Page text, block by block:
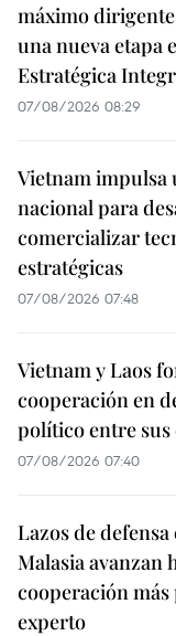
máximo
una nueva etapa
Estratégica
07/08/2026 08:29
Vietnam impulsa
nacional para
comercializar
estratégicas
07/08/2026 07:48
Vietnam y Laos
cooperación en
político entre sus
07/08/2026 07:40
Lazos de
Malasia avanzan
cooperación
experto